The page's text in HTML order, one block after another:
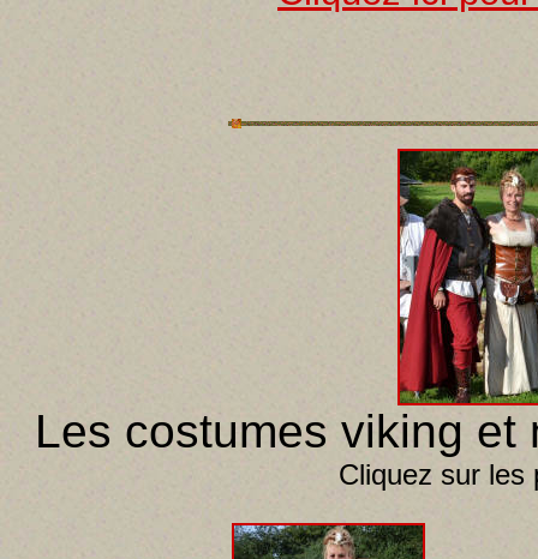
Les costumes viking
Cliquez sur les